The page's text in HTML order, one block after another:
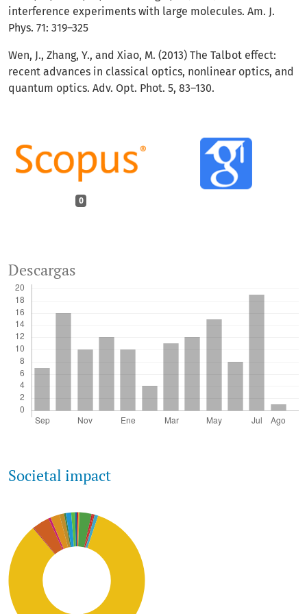
0
Descargas
Societal impact
interference experiments with large molecules. Am. J.
Phys. 71: 319–325
Wen, J., Zhang, Y., and Xiao, M. (2013) The Talbot effect:
recent advances in classical optics, nonlinear optics, and
quantum optics. Adv. Opt. Phot. 5, 83–130.